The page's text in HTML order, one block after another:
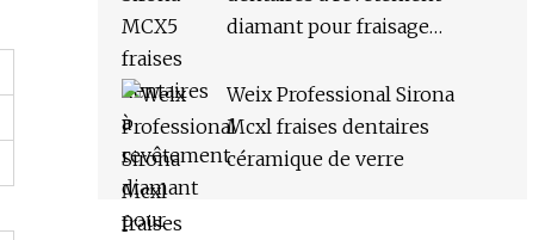
diamant pour fraisage
Weix Professional Sirona
Mcxl fraises dentaires
céramique de verre